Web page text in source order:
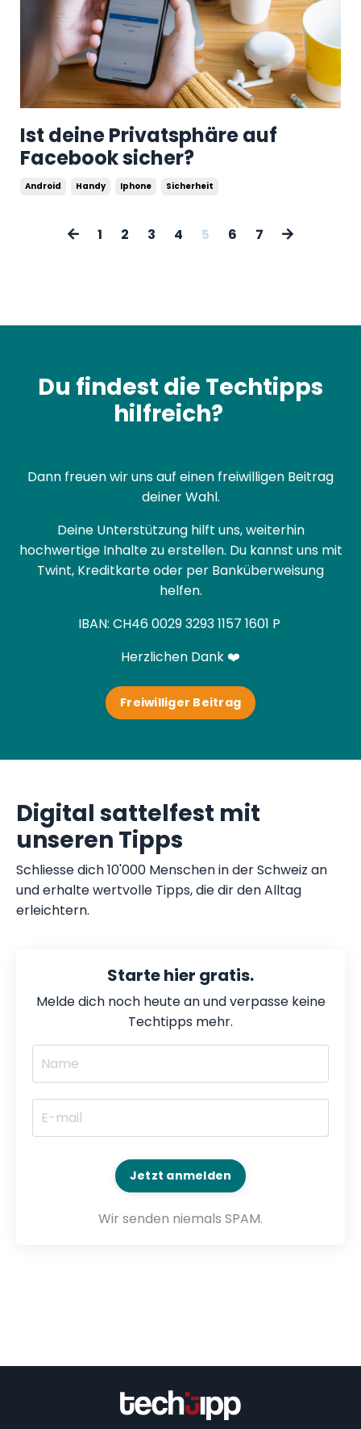
Ist deine Privatsphäre auf
Facebook sicher?
Android Handy Iphone Sicherheit
1 2 3 4 5 6 7
Du findest die Techtipps
hilfreich?
Dann freuen wir uns auf einen freiwilligen Beitrag
deiner Wahl.
Deine Unterstützung hilft uns, weiterhin
hochwertige Inhalte zu erstellen. Du kannst uns mit
Twint, Kreditkarte oder per Banküberweisung
helfen.
IBAN: CH46 0029 3293 1157 1601 P
Herzlichen Dank ❤️
Freiwilliger Beitrag
Digital sattelfest mit
unseren Tipps
Schliesse dich 10'000 Menschen in der Schweiz an
und erhalte wertvolle Tipps, die dir den Alltag
erleichtern.
Starte hier gratis.
Melde dich noch heute an und verpasse keine
Techtipps mehr.
Jetzt anmelden
Wir senden niemals SPAM.